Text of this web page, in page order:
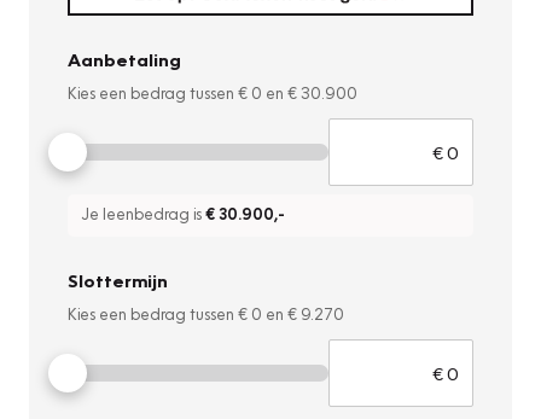
Aanbetaling
Kies een bedrag tussen € 0 en € 30.900
Je leenbedrag is€ 30.900,-
Slottermijn
Kies een bedrag tussen € 0 en € 9.270